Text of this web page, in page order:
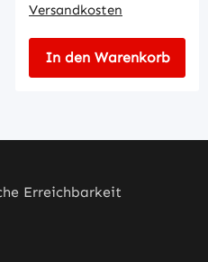
Versandkosten
In den Warenkorb
Erreichbarkeit